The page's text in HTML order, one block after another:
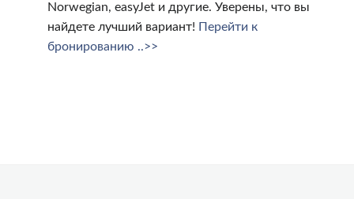
Norwegian, easyJet и другие. Уверены, что вы
найдете лучший вариант! Перейти к
бронированию ..>>